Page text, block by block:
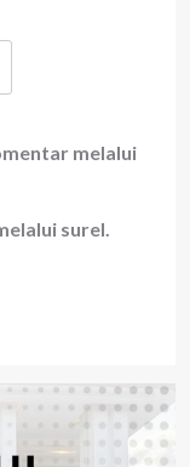
melalui
surel.